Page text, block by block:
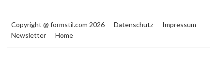
Copyright @ formstil.com 2026 Datenschutz
Impressum
Newsletter
Home